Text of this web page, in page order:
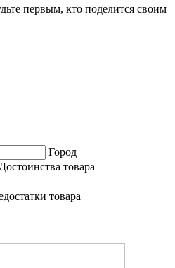
первым, кто поделится своим
Город
Достоинства товара
товара